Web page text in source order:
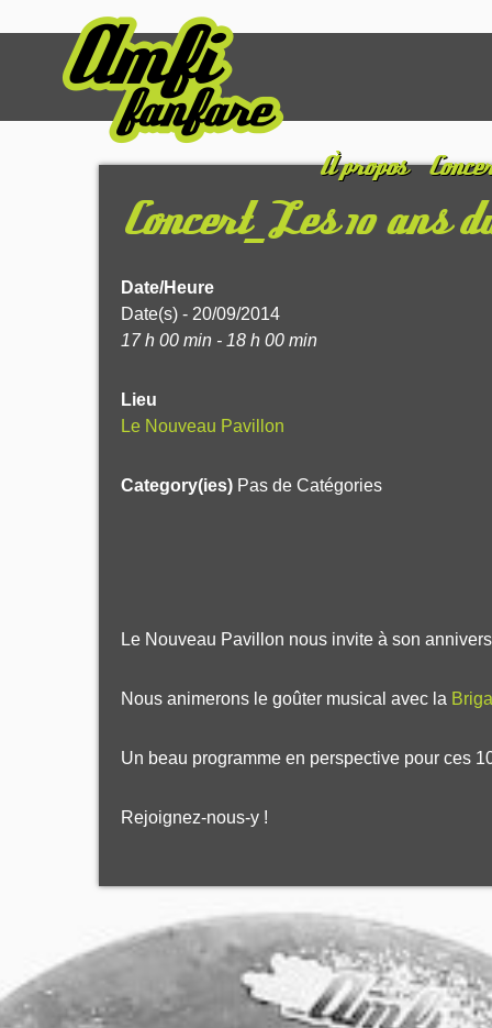
À propos
Concert_Les 10 ans
Date/Heure
Date(s) - 20/09/2014
17 h 00 min - 18 h 00 min
Lieu
Le Nouveau Pavillon
Category(ies) Pas de Catégories
Le Nouveau Pavillon nous invite à son
Nous animerons le goûter musical avec la
Un beau programme en perspective pour ces
Rejoignez-nous-y !